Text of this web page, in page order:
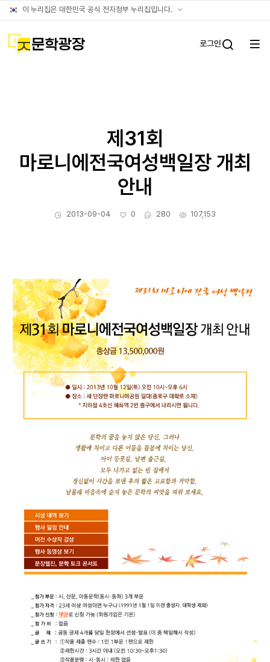
이 누리집은 대한민국 공식 전자정부 누리집입니다. 공식
문학광장 로그인
전체
(대표)
제31회
마로니에전국여성백일장 개최
안내
작성일
2013-09-04 좋아요
0 댓글수
280 조회수
107,153